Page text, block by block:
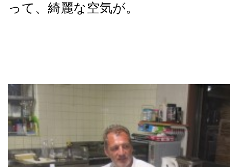
って、綺麗な空気が。